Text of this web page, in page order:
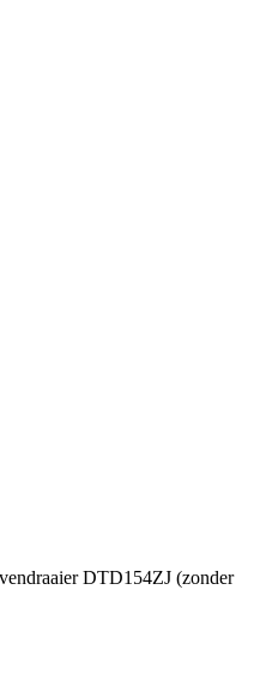
DTD154ZJ (zonder